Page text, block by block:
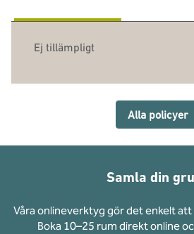
Ej tillämpligt
Alla policyer
Samla din
Våra onlineverktyg gör det enkelt
Boka 10–25 rum direkt online